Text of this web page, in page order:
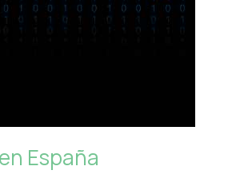
España